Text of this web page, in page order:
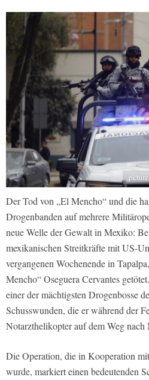
Der Tod von „El Mencho“ und die
Drogenbanden auf mehrere
neue Welle der Gewalt in Mexiko:
mexikanischen Streitkräfte mit US-
vergangenen Wochenende in
Mencho“ Oseguera Cervantes
einer der mächtigsten Drogenbosse
Schusswunden, die er während der
Notarzthelikopter auf dem Weg
Die Operation, die in Kooperation
wurde, markiert einen bedeutenden